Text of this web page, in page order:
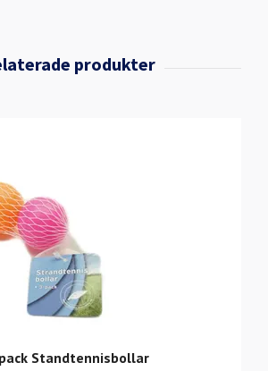
Standtennisbollar